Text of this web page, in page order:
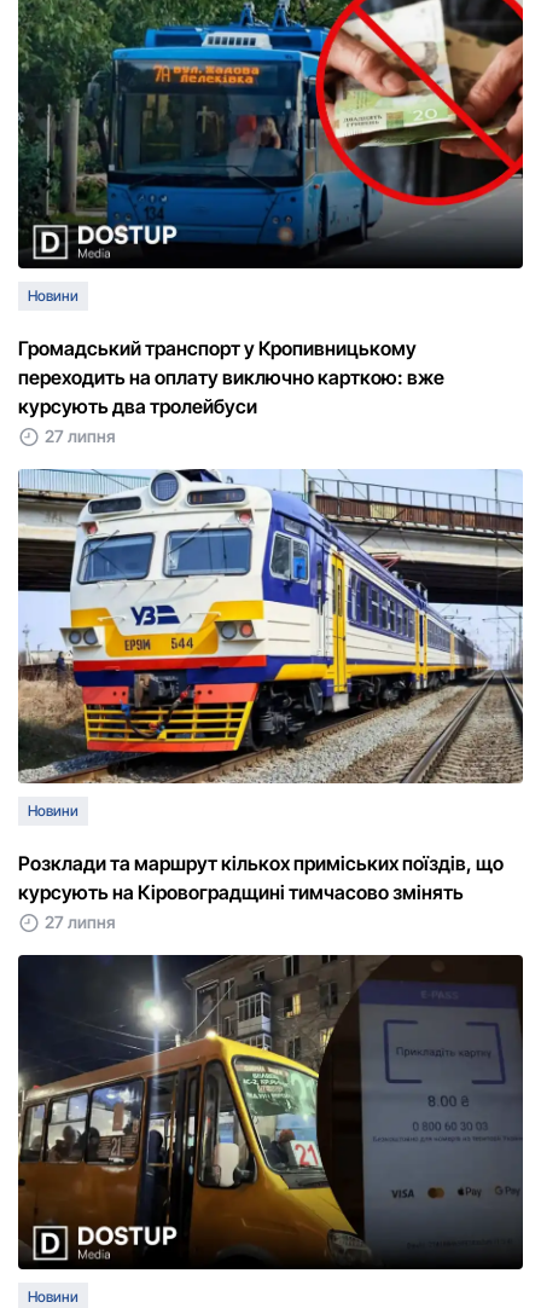
Новини
Громадський транспорт у Кропивницькому
переходить на оплату виключно карткою: вже
курсують два тролейбуси
27 липня
Новини
Розклади та маршрут кількох приміських поїздів, що
курсують на Кіровоградщині тимчасово змінять
27 липня
Новини